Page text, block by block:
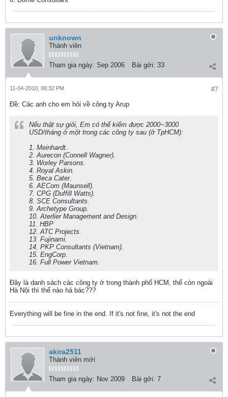
unknown
Thành viên
Tham gia ngày: Sep 2006 Bài gởi: 33
#7
11-04-2010, 06:32 PM
Ðề: Các anh cho em hỏi về công ty Arup
Nếu thật sự giỏi, Em có thể kiếm được 2000~3000
USD/tháng ở một trong các công ty sau (ở TpHCM):
1. Meinhardt.
2. Aurecon (Connell Wagner).
3. Worley Parsons.
4. Royal Askin.
5. Beca Cater.
6. AECom (Maunsell).
7. CPG (Duffill Watts).
8. SCE Consultants.
9. Archetype Group.
10. Aterlier Management and Design.
11. HBP
12. ATC Projects.
13. Fujinami.
14. PKP Consultants (Vietnam).
15. EngCorp.
16. Full Power Vietnam.
Đây là danh sách các công ty ở trong thành phố HCM, thế còn ngoài
Hà Nội thì thế nào hả bác???
Everything will be fine in the end. If it's not fine, it's not the end
akira2511
Thành viên mới
Tham gia ngày: Nov 2009 Bài gởi: 7